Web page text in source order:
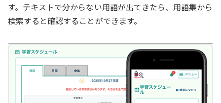
す。テキストで分からない用語が出てきたら、用語集から
検索すると確認することができます。